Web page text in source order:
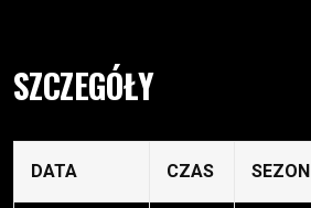
SZCZEGÓŁY
DATA CZAS SEZON